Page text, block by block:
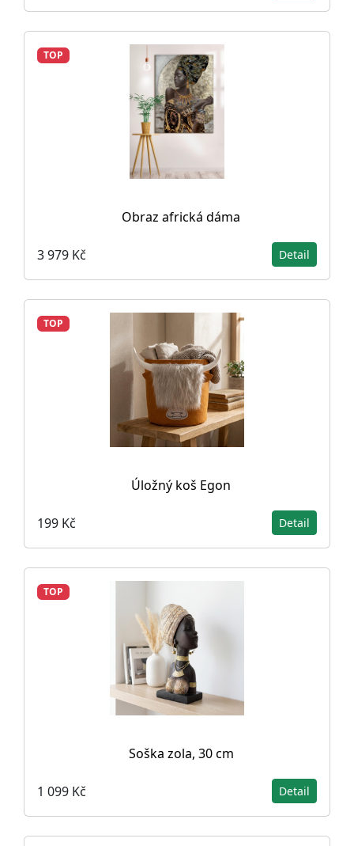
TOP
Obraz africká dáma
3 979 Kč Detail
TOP
Úložný koš Egon
199 Kč Detail
TOP
Soška zola, 30 cm
1 099 Kč Detail